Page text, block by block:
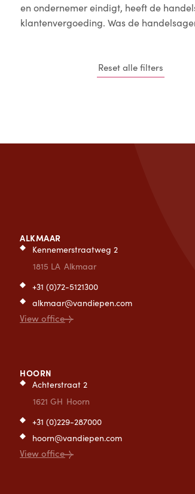
en ondernemer eindigt, heeft de
klantenvergoeding. Was de
Reset alle filters
ALKMAAR
Kennemerstraatweg 2
1815 LA Alkmaar
+31 (0)72-5121300
alkmaar@vandiepen.com
View office
HOORN
Achterstraat 2
1621 GH Hoorn
+31 (0)229-287000
hoorn@vandiepen.com
View office